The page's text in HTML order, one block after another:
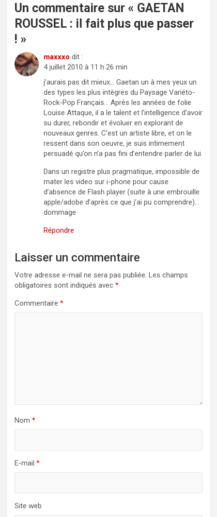
Un commentaire sur « GAETAN
ROUSSEL : il fait plus que passer
! »
maxxxo dit :
4 juillet 2010 à 11 h 26 min
j’aurais pas dit mieux… Gaetan un à mes yeux un
des types les plus intègres du Paysage Variéto-
Rock-Pop Français… Après les années de folie
Louise Attaque, il a le talent et l’intelligence d’avoir
su durer, rebondir et évoluer en explorant de
nouveaux genres. C’est un artiste libre, et on le
ressent dans son oeuvre, je suis intimement
persuadé qu’on n’a pas fini d’entendre parler de lui.
Dans un registre plus pragmatique, impossible de
mater les video sur i-phone pour cause
d’absence de Flash player (suite à une embrouille
apple/adobe d’après ce que j’ai pu comprendre)…
dommage
Répondre
Laisser un commentaire
Votre adresse e-mail ne sera pas publiée. Les champs
obligatoires sont indiqués avec *
Commentaire *
Nom *
E-mail *
Site web